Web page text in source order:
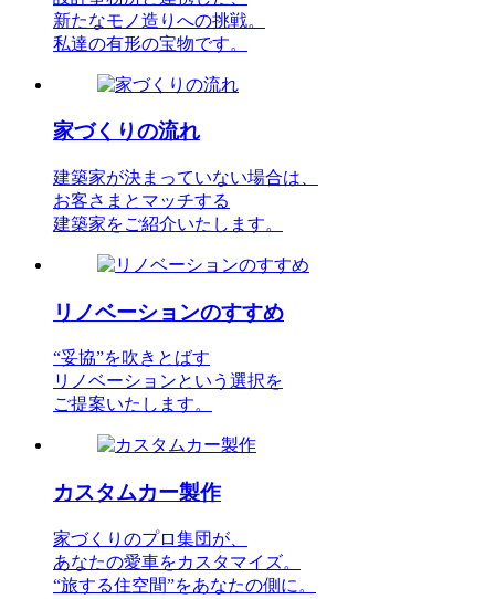
新たなモノ造りへの挑戦。
私達の有形の宝物です。
家づくりの流れ
建築家が決まっていない場合は、
お客さまとマッチする
建築家をご紹介いたします。
リノベーションのすすめ
“妥協”を吹きとばす
リノベーションという選択を
ご提案いたします。
カスタムカー製作
家づくりのプロ集団が、
あなたの愛車をカスタマイズ。
“旅する住空間”をあなたの側に。